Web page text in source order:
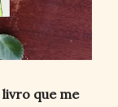
livro que me